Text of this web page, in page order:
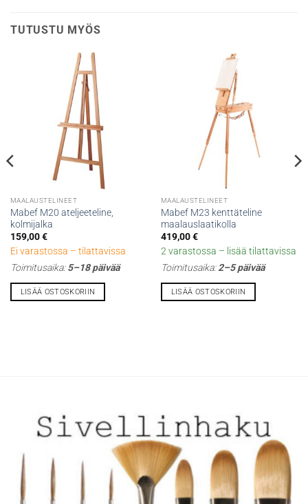
TUTUSTU MYÖS
MAALAUSTELINEET
Mabef M20 ateljeeteline,
kolmijalka
159,00€
Ei varastossa – tilattavissa
Toimitusaika:5–18 päivää
LISÄÄ OSTOSKORIIN
MAALAUSTELINEET
Mabef M23 kenttäteline
maalauslaatikolla
419,00€
2 varastossa – lisää tilattavissa
Toimitusaika:2–5 päivää
LISÄÄ OSTOSKORIIN